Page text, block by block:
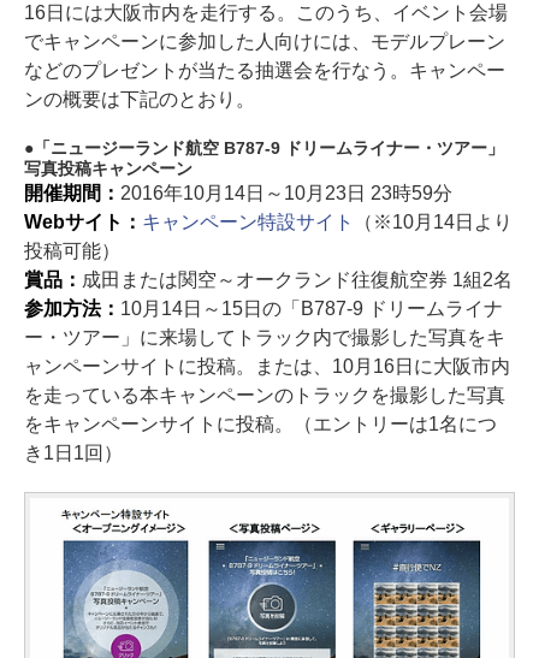
16日には大阪市内を走行する。このうち、イベント会場
でキャンペーンに参加した人向けには、モデルプレーン
などのプレゼントが当たる抽選会を行なう。キャンペー
ンの概要は下記のとおり。
「ニュージーランド航空 B787-9 ドリームライナー・ツアー」
写真投稿キャンペーン
開催期間： 2016年10月14日～10月23日 23時59分
Webサイト： キャンペーン特設サイト
（※10月14日より
投稿可能）
賞品： 成田または関空～オークランド往復航空券 1組2名
参加方法： 10月14日～15日の「B787-9 ドリームライナ
ー・ツアー」に来場してトラック内で撮影した写真をキ
ャンペーンサイトに投稿。または、10月16日に大阪市内
を走っている本キャンペーンのトラックを撮影した写真
をキャンペーンサイトに投稿。（エントリーは1名につ
き1日1回）